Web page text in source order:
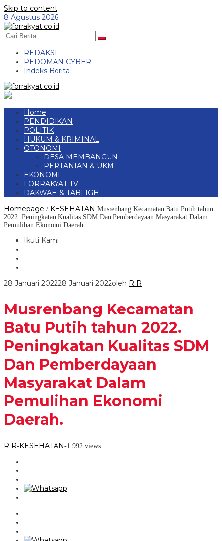
Skip to content
8 Agustus 2026
REDAKSI
PEDOMAN CYBER
Indeks Berita
Home
PENDIDIKAN
POLITIK
HUKUM & KRIMINAL
OTONOMI
DESA MEMBANGUN
PERTANIAN & UKM
EKONOMI
FORRAKYAT TV
DAKWAH & TABLIGH
Homepage / KESEHATAN Musrenbang Kecamatan Batu Putih tahun
2022. Peningkatan Kualitas SDM Dan Pemberdayaan Masyarakat Dalam
Pemulihan Ekonomi Daerah.
Ikuti Kami
28 Januari 202228 Januari 2022oleh R R
Musrenbang Kecamatan
Batu Putih tahun 2022.
Peningkatan Kualitas SDM
Dan Pemberdayaan
Masyarakat Dalam
Pemulihan Ekonomi
Daerah.
R R-KESEHATAN-1.992 views